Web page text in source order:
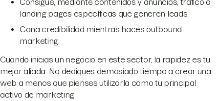
Consigue, mediante contenidos y anuncios, tráfico a
landing pages específicas que generen leads.
Gana credibilidad mientras haces outbound
marketing.
Cuando inicias un negocio en este sector, la rapidez es tu
mejor aliada. No dediques demasiado tiempo a crear una
web a menos que pienses utilizarla como tu principal
activo de marketing.